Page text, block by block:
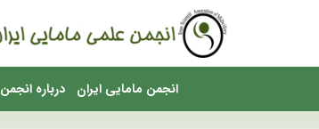
انجمن مامایی ایران درباره انجمن